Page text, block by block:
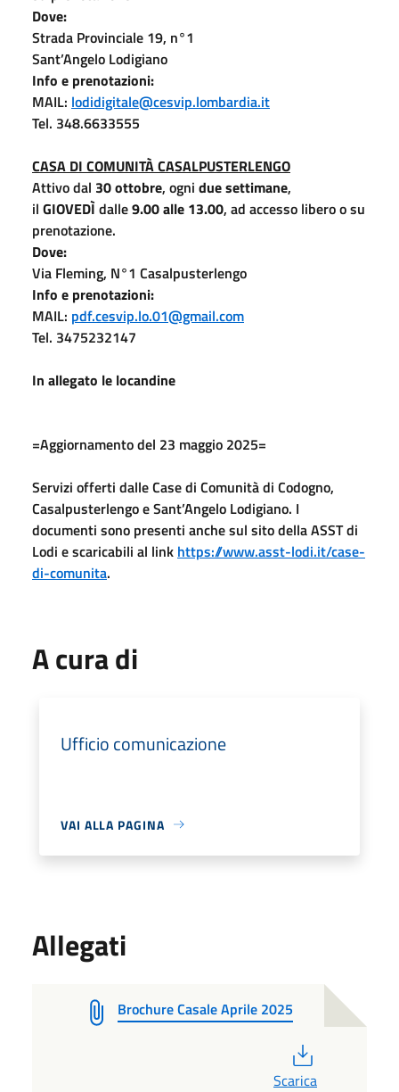
Dove:
Strada Provinciale 19, n°1
Sant’Angelo Lodigiano
Info e prenotazioni:
MAIL: lodidigitale@cesvip.lombardia.it
Tel. 348.6633555
CASA DI COMUNITÀ CASALPUSTERLENGO
Attivo dal 30 ottobre, ogni due settimane,
il GIOVEDÌdalle9.00 alle 13.00, ad accesso libero o su
prenotazione.
Dove:
Via Fleming, N°1 Casalpusterlengo
Info e prenotazioni:
MAIL: pdf.cesvip.lo.01@gmail.com
Tel. 3475232147
In allegato le locandine
=Aggiornamento del 23 maggio 2025=
Servizi offerti dalle Case di Comunità di Codogno,
Casalpusterlengo e Sant’Angelo Lodigiano. I
documenti sono presenti anche sul sito della ASST di
Lodi e scaricabili al link https://www.asst-lodi.it/case-
di-comunita.
A cura di
Ufficio comunicazione
VAI ALLA PAGINA
Allegati
Brochure Casale Aprile 2025
Scarica